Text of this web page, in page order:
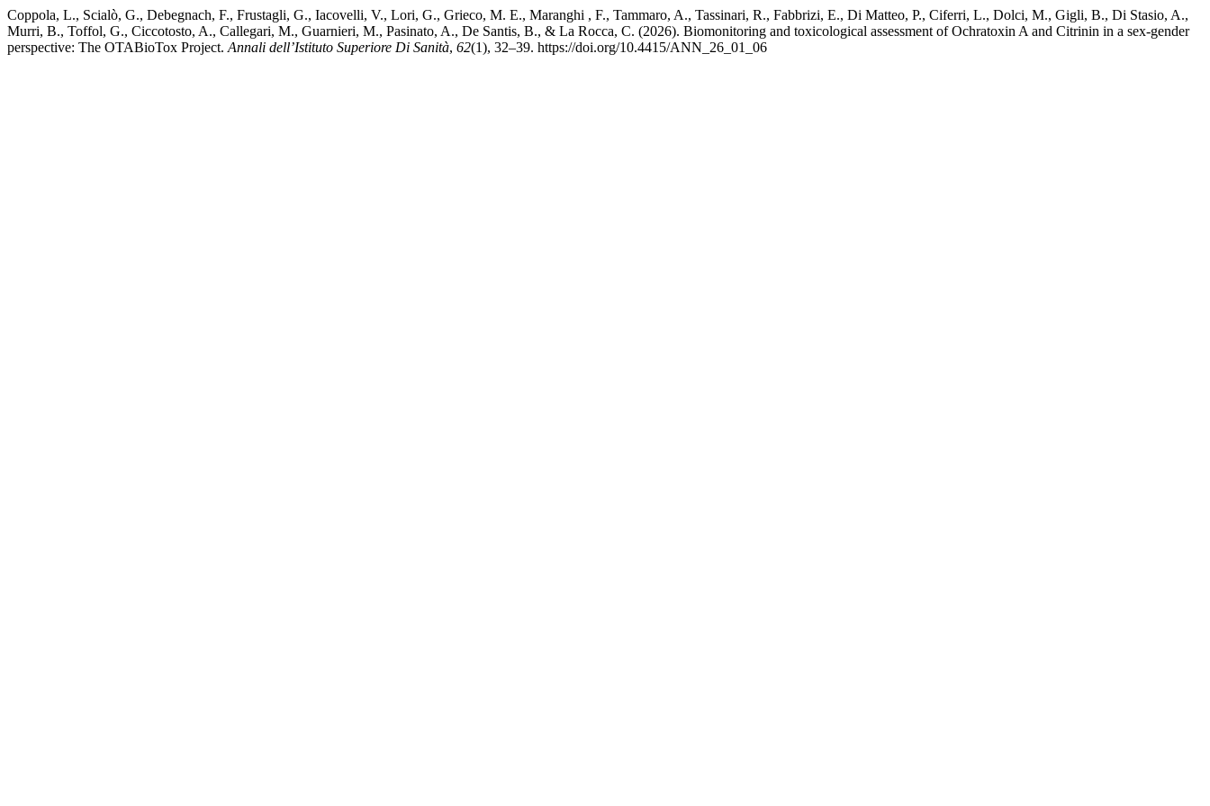
Coppola, L., Scialò, G., Debegnach, F., Frustagli, G., Iacovelli, V., Lori, G., Grieco, M. E., Maranghi , F., Tammaro, A., Tassinari, R., Fabbrizi, E., Di Matteo, P., Ciferri, L., Dolci, M., Gigli, B., Di Stasio, A.,
Murri, B., Toffol, G., Ciccotosto, A., Callegari, M., Guarnieri, M., Pasinato, A., De Santis, B., & La Rocca, C. (2026). Biomonitoring and toxicological assessment of Ochratoxin A and Citrinin in a sex-gender
perspective: The OTABioTox Project. Annali dell’Istituto Superiore Di Sanità, 62(1), 32–39. https://doi.org/10.4415/ANN_26_01_06